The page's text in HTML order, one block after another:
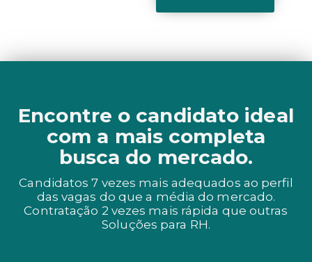
Encontre o candidato ideal
com a mais completa
busca do mercado.
Candidatos 7 vezes mais adequados ao perfil
das vagas do que a média do mercado.
Contratação 2 vezes mais rápida que outras
Soluções para RH.